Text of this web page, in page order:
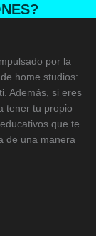
por la
home studios:
Además, si eres
tener tu propio
que te
de una manera